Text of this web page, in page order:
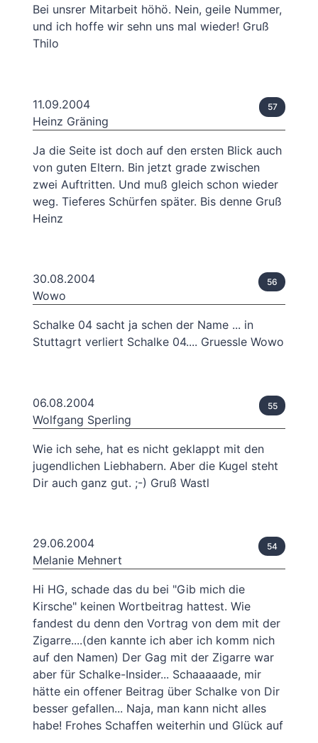
Bei unsrer Mitarbeit höhö. Nein, geile Nummer,
und ich hoffe wir sehn uns mal wieder! Gruß
Thilo
11.09.2004
Heinz Gräning
57
Ja die Seite ist doch auf den ersten Blick auch
von guten Eltern. Bin jetzt grade zwischen
zwei Auftritten. Und muß gleich schon wieder
weg. Tieferes Schürfen später. Bis denne Gruß
Heinz
30.08.2004
Wowo
56
Schalke 04 sacht ja schen der Name ... in
Stuttagrt verliert Schalke 04.... Gruessle Wowo
06.08.2004
Wolfgang Sperling
55
Wie ich sehe, hat es nicht geklappt mit den
jugendlichen Liebhabern. Aber die Kugel steht
Dir auch ganz gut. ;-) Gruß Wastl
29.06.2004
Melanie Mehnert
54
Hi HG, schade das du bei "Gib mich die
Kirsche" keinen Wortbeitrag hattest. Wie
fandest du denn den Vortrag von dem mit der
Zigarre....(den kannte ich aber ich komm nich
auf den Namen) Der Gag mit der Zigarre war
aber für Schalke-Insider... Schaaaaade, mir
hätte ein offener Beitrag über Schalke von Dir
besser gefallen... Naja, man kann nicht alles
habe! Frohes Schaffen weiterhin und Glück auf